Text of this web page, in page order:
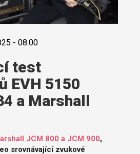
- 08:00
test
EVH 5150
a Marshall
JCM 800 a JCM 900,
srovnávající zvukové